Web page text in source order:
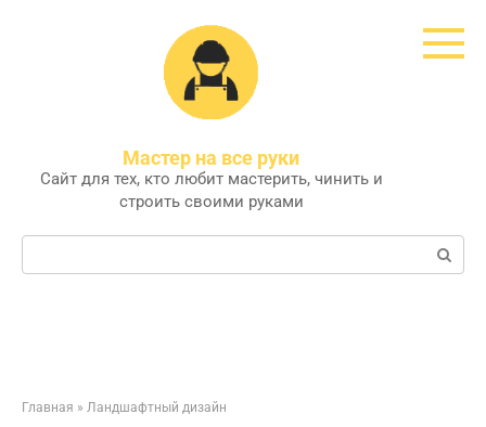
Мастер на все руки
Сайт для тех, кто любит мастерить, чинить и
строить своими руками
Поиск:
Главная » Ландшафтный дизайн